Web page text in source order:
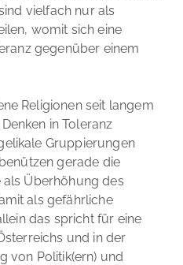
vielfach nur als
womit sich eine
gegenüber einem
Religionen seit langem
in Toleranz
Gruppierungen
gerade die
Überhöhung des
als gefährliche
das spricht für eine
und in der
von Politik(ern) und